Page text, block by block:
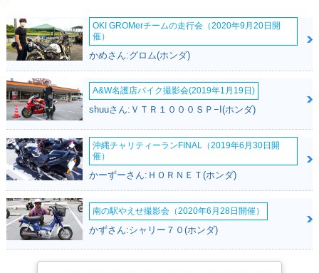
OKI GROMerチームの走行会（2020年9月20日開
催）
かめさん:グロム(ホンダ)
A&W名護店バイク撮影会(2019年1月19日)
shuuさん:ＶＴＲ１０００ＳＰ−I(ホンダ)
沖縄チャリティーランFINAL（2019年6月30日開
催）
かーずーさん:ＨＯＲＮＥＴ(ホンダ)
南の駅やえせ撮影会（2020年6月28日開催）
かずさん:シャリー７０(ホンダ)